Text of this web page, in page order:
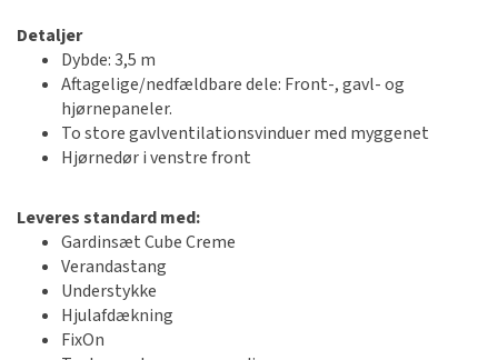
Detaljer
Dybde: 3,5 m
Aftagelige/nedfældbare dele: Front-, gavl- og
hjørnepaneler.
To store gavlventilationsvinduer med myggenet
Hjørnedør i venstre front
Leveres standard med:
Gardinsæt Cube Creme
Verandastang
Understykke
Hjulafdækning
FixOn